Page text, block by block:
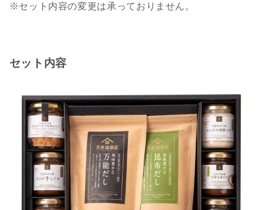
※セット内容の変更は承っておりません。
セット内容